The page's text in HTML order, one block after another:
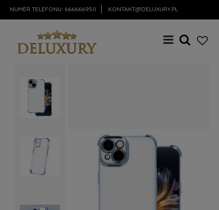
NUMER TELEFONU: 666666950 KONTAKT@DELUXURY.PL